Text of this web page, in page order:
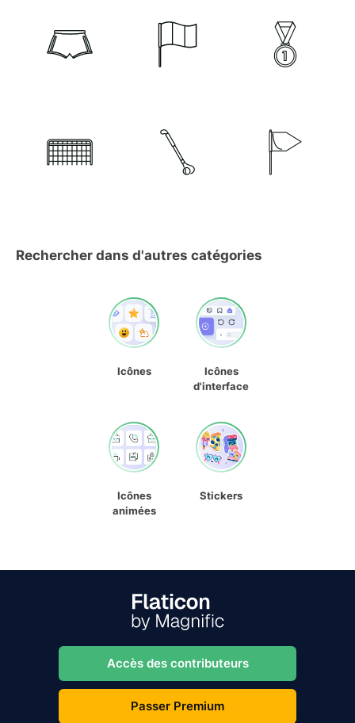
Rechercher dans d'autres catégories
Icônes
Icônes
d'interface
Icônes
animées
Stickers
Accès des contributeurs
Passer Premium